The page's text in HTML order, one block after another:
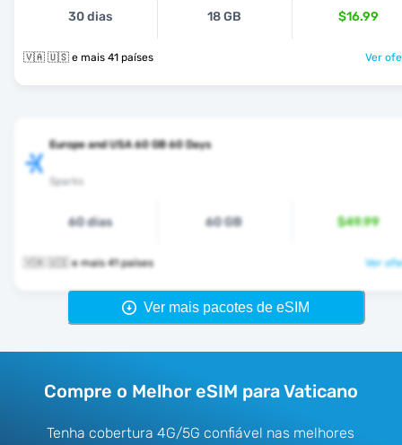
30 dias 18 GB $16.99
🇻🇦 🇺🇸 e mais 41 países Ver
Europe and USA 60 GB 60 Days
Sparks
60 dias 60 GB $49.99
🇻🇦 🇺🇸 e mais 41 países Ver
Ver mais pacotes de eSIM
Compre o Melhor eSIM para Vaticano
Tenha cobertura 4G/5G confiável nas melhores